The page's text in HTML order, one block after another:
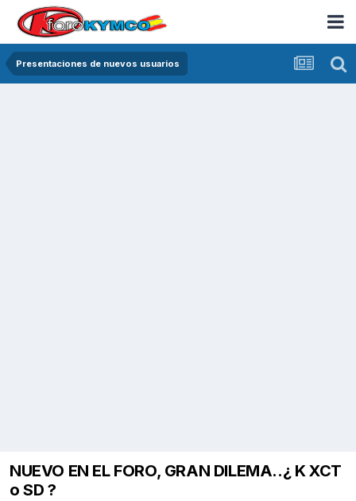
Presentaciones de nuevos usuarios
NUEVO EN EL FORO, GRAN DILEMA..¿ K XCT
o SD ?